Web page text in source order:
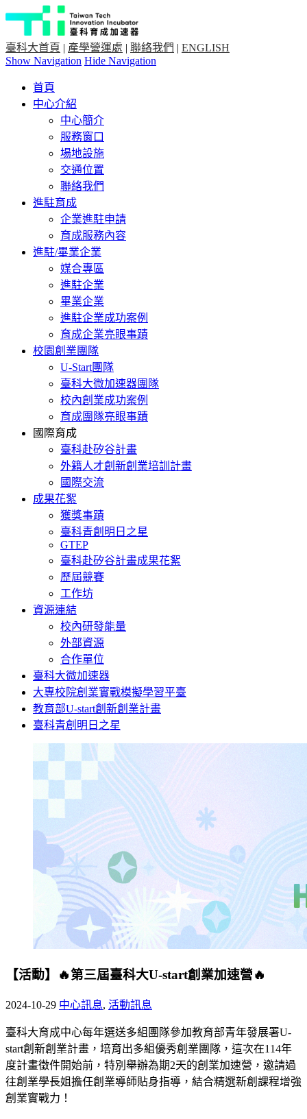
臺科大首頁 | 產學營運處 | 聯絡我們 | ENGLISH
Show Navigation Hide Navigation
首頁
中心介紹
中心簡介
服務窗口
場地設施
交通位置
聯絡我們
進駐育成
企業進駐申請
育成服務內容
進駐/畢業企業
媒合專區
進駐企業
畢業企業
進駐企業成功案例
育成企業亮眼事蹟
校園創業團隊
U-Start團隊
臺科大微加速器團隊
校內創業成功案例
育成團隊亮眼事蹟
國際育成
臺科赴矽谷計畫
外籍人才創新創業培訓計畫
國際交流
成果花絮
獲獎事蹟
臺科青創明日之星
GTEP
臺科赴矽谷計畫成果花絮
歷屆競賽
工作坊
資源連結
校內研發能量
外部資源
合作單位
臺科大微加速器
大專校院創業實戰模擬學習平臺
教育部U-start創新創業計畫
臺科青創明日之星
【活動】🔥第三屆臺科大U-start創業加速營🔥
2024-10-29 中心訊息, 活動訊息
臺科大育成中心每年選送多組團隊參加教育部青年發展署U-
start創新創業計畫，培育出多組優秀創業團隊，這次在114年
度計畫徵件開始前，特別舉辦為期2天的創業加速營，邀請過
往創業學長姐擔任創業導師貼身指導，結合精選新創課程增強
創業實戰力！